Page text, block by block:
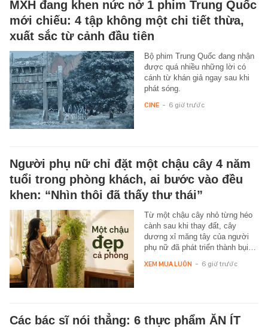
MXH đang khen nức nở 1 phim Trung Quốc
mới chiếu: 4 tập không một chi tiết thừa,
xuất sắc từ cảnh đầu tiên
Bộ phim Trung Quốc đang nhận
được quá nhiều những lời có
cánh từ khán giả ngay sau khi
phát sóng.
CINE - 6 giờ trước
Người phụ nữ chỉ đặt một chậu cây 4 năm
tuổi trong phòng khách, ai bước vào đều
khen: “Nhìn thôi đã thấy thư thái”
Từ một chậu cây nhỏ từng héo
cành sau khi thay đất, cây
dương xỉ măng tây của người
phụ nữ đã phát triển thành bụi…
XEM MUA LUÔN - 6 giờ trước
Các bác sĩ nói thẳng: 6 thực phẩm ĂN ÍT